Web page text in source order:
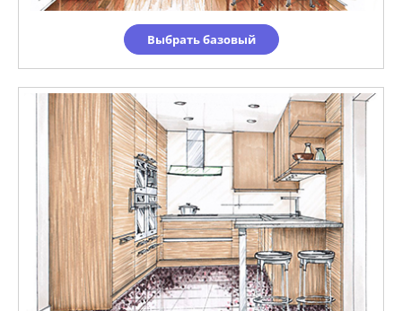
Выбрать базовый